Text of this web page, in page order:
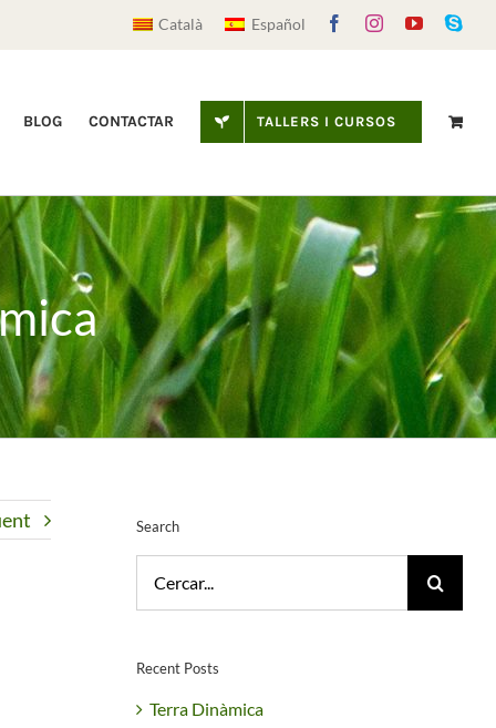
FacebookInstagramYouTube
Català Español
BLOG CONTACTAR TALLERS I CURSOS
Search
Recent Posts
Terra Dinàmica